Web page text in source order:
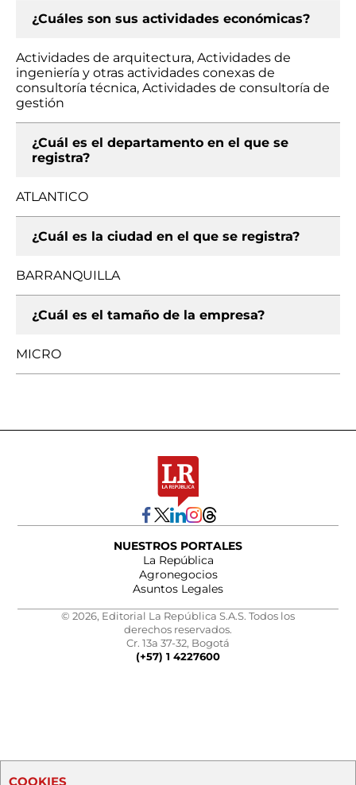
¿Cuáles son sus actividades económicas?
Actividades de arquitectura, Actividades de
ingeniería y otras actividades conexas de
consultoría técnica, Actividades de consultoría de
gestión
¿Cuál es el departamento en el que se
registra?
ATLANTICO
¿Cuál es la ciudad en el que se registra?
BARRANQUILLA
¿Cuál es el tamaño de la empresa?
MICRO
NUESTROS PORTALES
La República
Agronegocios
Asuntos Legales
© 2026, Editorial La República S.A.S. Todos los
derechos reservados.
Cr. 13a 37-32, Bogotá
(+57) 1 4227600
COOKIES